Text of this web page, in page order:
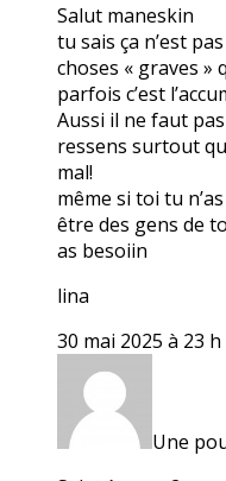
Salut maneskin
tu sais ça n’est
choses « graves »
parfois c’est
Aussi il ne faut
ressens surtout
mal!
même si toi tu
être des gens de
as besoiin
lina
30 mai 2025 à 23
Une